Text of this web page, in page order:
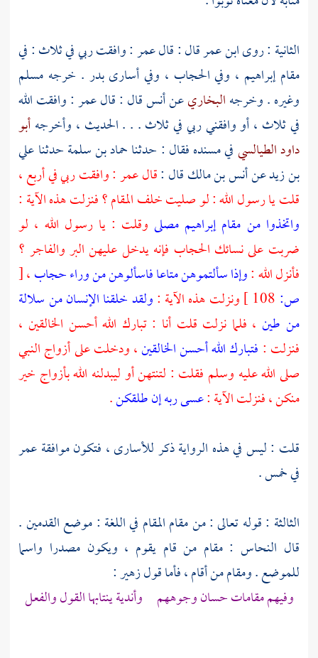
الثانية : روىابن عمرقال : قالعمر: وافقت ربي في ثلاث : في
مقامإبراهيم ، وفي الحجاب ، وفي أسارىبدر . خرجه مسلم
وغيره . وخرجهالبخاريعنأنسقال : قالعمر: وافقت الله
في ثلاث ، أو وافقني ربي في ثلاث . . . الحديث ، وأخرجهأبو
داود الطيالسيفي مسنده فقال : حدثناحماد بن سلمةحدثناعلي
بن زيدعنأنس بن مالكقال :قالعمر: وافقت ربي في أربع ،
قلت يا رسول الله : لو صليت خلف المقام ؟ فنزلت هذه الآية :
واتخذوا من مقام إبراهيم مصلى وقلت : يا رسول الله ، لو
ضربت على نسائك الحجاب فإنه يدخل عليهن البر والفاجر ؟
فأنزل الله :وإذا سألتموهن متاعا فاسألوهن من وراء حجاب،[
ص:
ونزلت هذه الآية :ولقد خلقنا الإنسان من سلالة
من طين ، فلما نزلت قلت أنا : تبارك الله أحسن الخالقين ،
فنزلت : فتبارك الله أحسن الخالقين، ودخلت على أزواج النبي
صلى الله عليه وسلم فقلت : لتنتهن أو ليبدلنه الله بأزواج خير
منكن ، فنزلت الآية :عسى ربه إن طلقكن.
قلت : ليس في هذه الرواية ذكر للأسارى ، فتكون موافقةعمر
في خمس .
الثالثة : قوله تعالى : من مقام المقام في اللغة : موضع القدمين .
قال النحاس : مقام من قام يقوم ، ويكون مصدرا واسما
للموضع . ومقام من أقام ، فأما قولزهير:
وفيهم مقامات حسان وجوههم وأندية ينتابها القول والفعل